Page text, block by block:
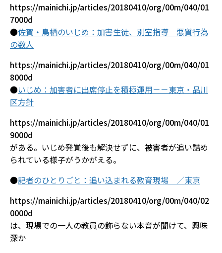
https://mainichi.jp/articles/20180410/org/00m/040/01
7000d
●佐賀・鳥栖のいじめ：加害生徒、別室指導 悪質行為
の数人
https://mainichi.jp/articles/20180410/org/00m/040/01
8000d
●いじめ：加害者に出席停止を積極運用－－東京・品川
区方針
https://mainichi.jp/articles/20180410/org/00m/040/01
9000d
がある。いじめ発覚後も解決せずに、被害者が追い詰め
られている様子がうかがえる。
●記者のひとりごと：追い込まれる教育現場 ／東京
https://mainichi.jp/articles/20180410/org/00m/040/02
0000d
は、現場での一人の教員の飾らない本音が聞けて、興味
深か